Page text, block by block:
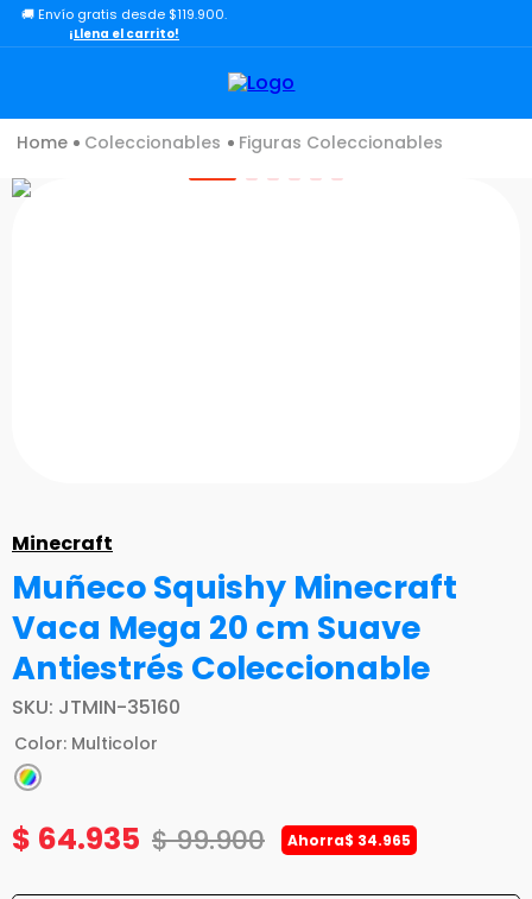
🚚 Envío gratis desde $119.900.
¡Llena el carrito!
Coleccionables Figuras Coleccionables
Minecraft
Muñeco Squishy Minecraft
Vaca Mega 20 cm Suave
Antiestrés Coleccionable
SKU: JTMIN-35160
Color: Multicolor
$ 64.935 $99.900 Ahorra$ 34.965
TÉRMINOS MÁS BUSCADOS
3.
carro
4